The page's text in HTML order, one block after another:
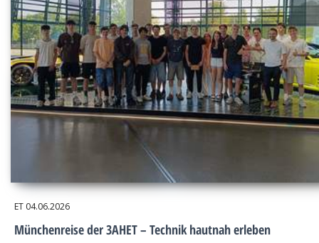
ET 04.06.2026
Münchenreise der 3AHET – Technik hautnah erleben